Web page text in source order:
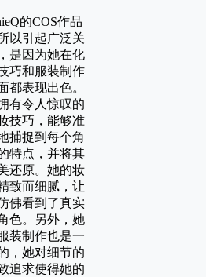
的COS作品
以引起广泛关
是因为她在化
巧和服装制作
都表现出色。
有令人惊叹的
技巧，能够准
捕捉到每个角
特点，并将其
还原。她的妆
致而细腻，让
佛看到了真实
色。另外，她
装制作也是一
，她对细节的
追求使得她的